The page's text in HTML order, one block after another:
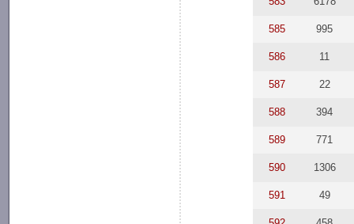
585 995
586 11
587 22
588 394
589 771
590 1306
591 49